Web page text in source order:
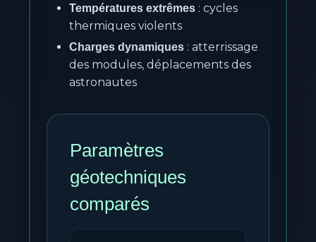
Températures extrêmes : cycles
thermiques violents
Charges dynamiques : atterrissage
des modules, déplacements des
astronautes
Paramètres
géotechniques
comparés